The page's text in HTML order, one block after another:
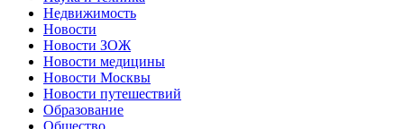
Недвижимость
Новости
Новости ЗОЖ
Новости медицины
Новости Москвы
Новости путешествий
Образование
Общество